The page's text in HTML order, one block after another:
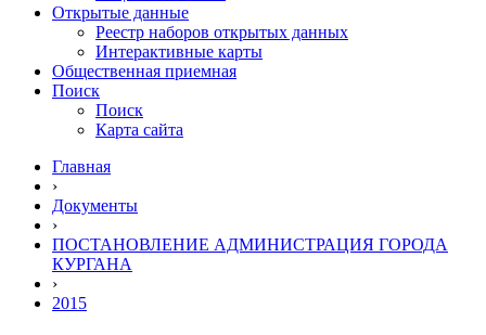
Открытые данные
Реестр наборов открытых данных
Интерактивные карты
Общественная приемная
Поиск
Поиск
Карта сайта
Главная
›
Документы
›
ПОСТАНОВЛЕНИЕ АДМИНИСТРАЦИЯ ГОРОДА
КУРГАНА
›
2015